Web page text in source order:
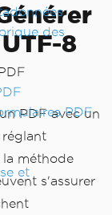
des
PDF
et
8
PDF avec un
réglant
méthode
s'assurer